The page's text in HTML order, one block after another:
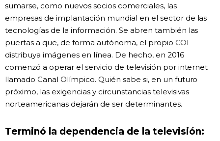
sumarse, como nuevos socios comerciales, las
empresas de implantación mundial en el sector de las
tecnologías de la información. Se abren también las
puertas a que, de forma autónoma, el propio COI
distribuya imágenes en línea. De hecho, en 2016
comenzó a operar el servicio de televisión por internet
llamado Canal Olímpico. Quién sabe si, en un futuro
próximo, las exigencias y circunstancias televisivas
norteamericanas dejarán de ser determinantes.
Terminó la dependencia de la televisión: